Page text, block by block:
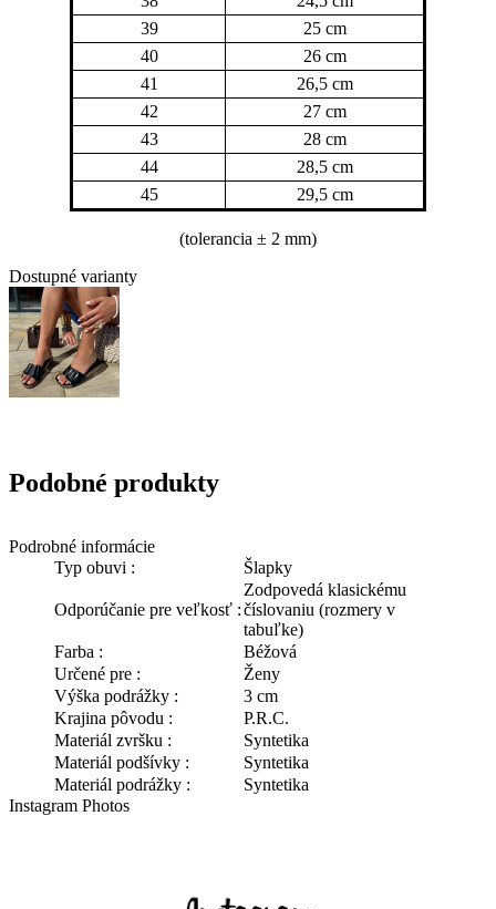
39
25 cm
40
26 cm
41
26,5 cm
42
27 cm
43
28 cm
44
28,5 cm
45
29,5 cm
(tolerancia ± 2 mm)
Dostupné varianty
Podrobné informácie
Typ obuvi :
Šlapky
Odporúčanie pre veľkosť :
Zodpovedá klasickému
číslovaniu (rozmery v
tabuľke)
Farba :
Béžová
Určené pre :
Ženy
Výška podrážky :
3 cm
Krajina pôvodu :
P.R.C.
Materiál zvršku :
Syntetika
Materiál podšívky :
Syntetika
Materiál podrážky :
Syntetika
Instagram Photos
Podobné produkty